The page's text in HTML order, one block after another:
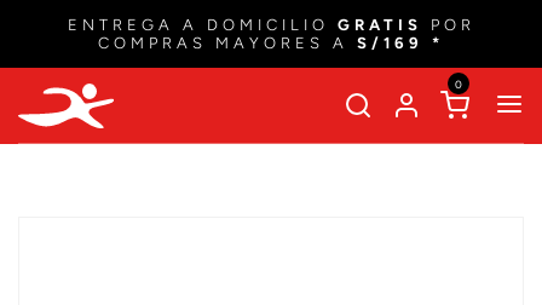
ENTREGA A DOMICILIO GRATIS
POR
COMPRAS MAYORES A S/169 *
0